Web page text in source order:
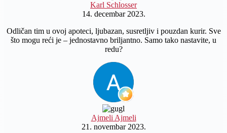
Karl Schlosser
14. decembar 2023.
Odličan tim u ovoj apoteci, ljubazan, susretljiv i pouzdan kurir. Sve
što mogu reći je – jednostavno briljantno. Samo tako nastavite, u
redu?
Ajmeli Ajmeli
21. novembar 2023.